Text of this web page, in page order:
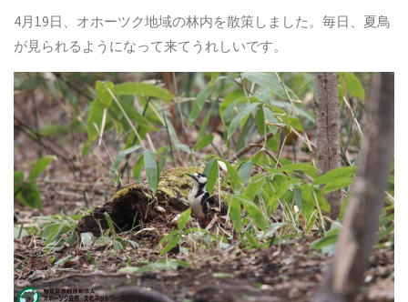
4月19日、オホーツク地域の林内を散策しました。毎日、夏鳥
が見られるようになって来てうれしいです。